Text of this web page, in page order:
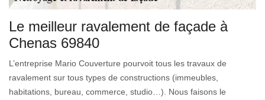
Le meilleur ravalement de façade à
Chenas 69840
L’entreprise Mario Couverture pourvoit tous les travaux de
ravalement sur tous types de constructions (immeubles,
habitations, bureau, commerce, studio…). Nous faisons le